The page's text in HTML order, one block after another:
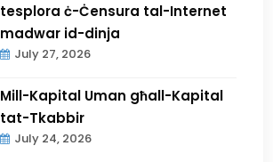
tesplora ċ-Ċensura tal-Internet
madwar id-dinja
July 27, 2026
Mill-Kapital Uman għall-Kapital
tat-Tkabbir
July 24, 2026